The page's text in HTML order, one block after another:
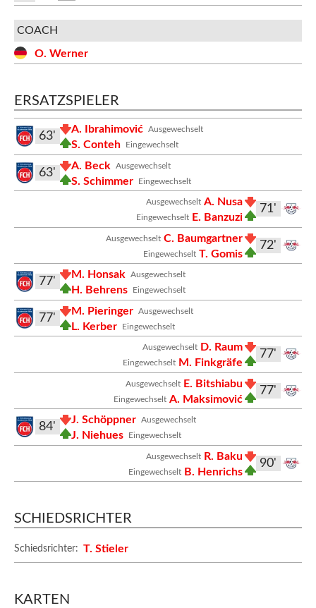
COACH
O. Werner
ERSATZSPIELER
Ausgewechselt
A. Ibrahimović
Eingewechselt
S. Conteh
63'
Ausgewechselt
A. Beck
Eingewechselt
S. Schimmer
63'
71'
Ausgewechselt A. Nusa
Eingewechselt E. Banzuzi
72'
Ausgewechselt C. Baumgartner
Eingewechselt T. Gomis
Ausgewechselt
M. Honsak
Eingewechselt
H. Behrens
77'
Ausgewechselt
M. Pieringer
Eingewechselt
L. Kerber
77'
77'
Ausgewechselt D. Raum
Eingewechselt M. Finkgräfe
77'
Ausgewechselt E. Bitshiabu
Eingewechselt A. Maksimović
Ausgewechselt
J. Schöppner
Eingewechselt
J. Niehues
84'
90'
Ausgewechselt R. Baku
Eingewechselt B. Henrichs
SCHIEDSRICHTER
Schiedsrichter: T. Stieler
KARTEN